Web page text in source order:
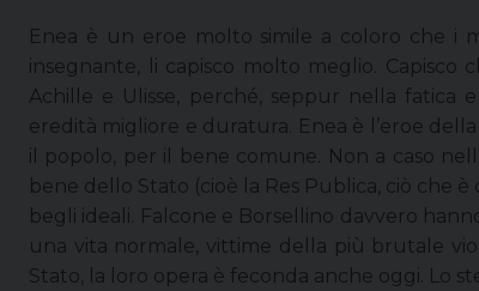
Enea è un eroe molto simile a coloro che i
insegnante, li capisco molto meglio.
Achille e Ulisse, perché, seppur nella
eredità migliore e duratura. Enea è l’eroe
il popolo, per il bene comune. Non a caso
bene dello Stato (cioè la Res Publica, ciò che
begli ideali. Falcone e Borsellino davvero
una vita normale, vittime della più brutale
Stato, la loro opera è feconda anche oggi. Lo